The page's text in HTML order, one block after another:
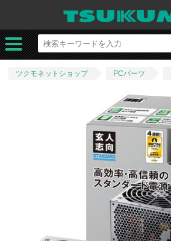
ツクモネットショップ PCパーツ